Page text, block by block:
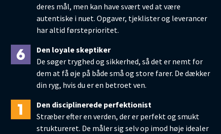
deres mål, men kan have svært ved at være
autentiske i nuet. Opgaver, tjeklister og leverancer
har altid førsteprioritet.
Den loyale skeptiker
De søger tryghed og sikkerhed, så det er nemt for
dem at få øje på både små og store farer. De dækker
din ryg, hvis du er en betroet ven.
Den disciplinerede perfektionist
Stræber efter en verden, der er perfekt og smukt
struktureret. De måler sig selv op imod høje idealer